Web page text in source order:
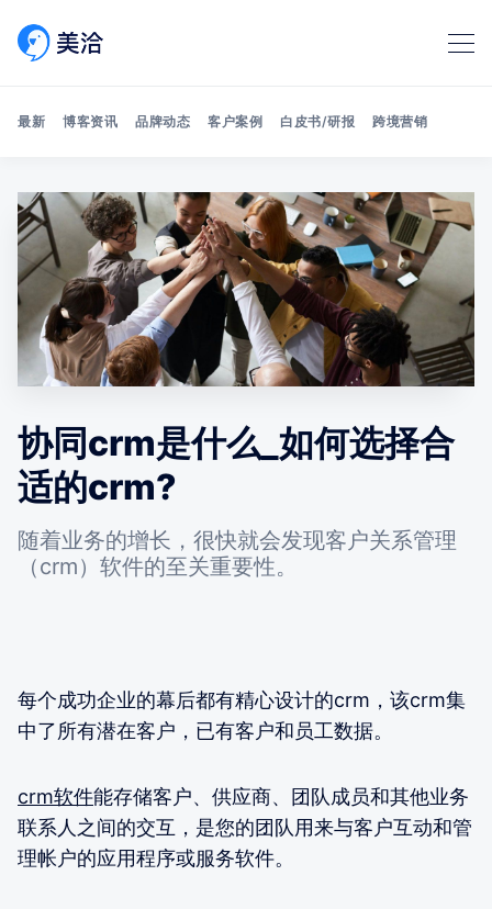
Search 美洽博客
最新 博客资讯 品牌动态 客户案例 白皮书/研报 跨境营销
协同crm是什么_如何选择合
适的crm?
随着业务的增长，很快就会发现客户关系管理
（crm）软件的至关重要性。
每个成功企业的幕后都有精心设计的crm，该crm集
中了所有潜在客户，已有客户和员工数据。
crm软件能存储客户、供应商、团队成员和其他业务
联系人之间的交互，是您的团队用来与客户互动和管
理帐户的应用程序或服务软件。